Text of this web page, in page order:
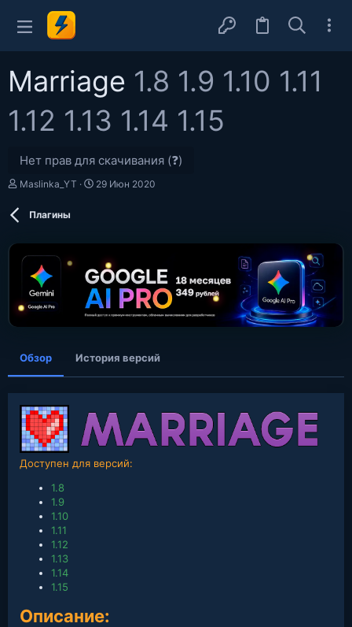
Marriage 1.8 1.9 1.10 1.11
1.12 1.13 1.14 1.15
Нет прав для скачивания (❓)
А
Maslinka_YT
Д
о
д
а
н
и
29 Июн 2020
Плагины
Обзор История версий
Доступен для версий:
1.8
1.9
1.10
1.11
1.12
1.13
1.14
1.15
Описание: